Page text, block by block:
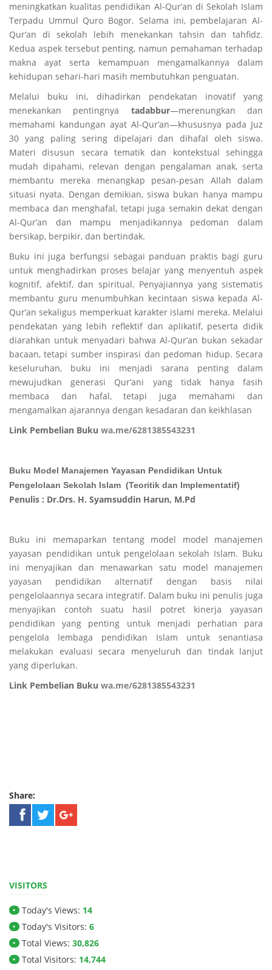
meningkatkan kualitas pendidikan Al-Qur’an di Sekolah Islam
Terpadu Ummul Quro Bogor. Selama ini, pembelajaran Al-
Qur’an di sekolah lebih menekankan tahsin dan tahfidz.
Kedua aspek tersebut penting, namun pemahaman terhadap
makna ayat serta kemampuan mengamalkannya dalam
kehidupan sehari-hari masih membutuhkan penguatan.
Melalui buku ini, dihadirkan pendekatan inovatif yang
menekankan pentingnya tadabbur—merenungkan dan
memahami kandungan ayat Al-Qur’an—khususnya pada Juz
30 yang paling sering dipelajari dan dihafal oleh siswa.
Materi disusun secara tematik dan kontekstual sehingga
mudah dipahami, relevan dengan pengalaman anak, serta
membantu mereka menangkap pesan-pesan Allah dalam
situasi nyata. Dengan demikian, siswa bukan hanya mampu
membaca dan menghafal, tetapi juga semakin dekat dengan
Al-Qur’an dan mampu menjadikannya pedoman dalam
bersikap, berpikir, dan bertindak.
Buku ini juga berfungsi sebagai panduan praktis bagi guru
untuk menghadirkan proses belajar yang menyentuh aspek
kognitif, afektif, dan spiritual. Penyajiannya yang sistematis
membantu guru menumbuhkan kecintaan siswa kepada Al-
Qur’an sekaligus memperkuat karakter islami mereka. Melalui
pendekatan yang lebih reflektif dan aplikatif, peserta didik
diarahkan untuk menyadari bahwa Al-Qur’an bukan sekadar
bacaan, tetapi sumber inspirasi dan pedoman hidup. Secara
keseluruhan, buku ini menjadi sarana penting dalam
mewujudkan generasi Qur’ani yang tidak hanya fasih
membaca dan hafal, tetapi juga memahami dan
mengamalkan ajarannya dengan kesadaran dan keikhlasan
Link Pembelian Buku wa.me/6281385543231
Buku Model Manajemen Yayasan Pendidikan Untuk
Pengelolaan Sekolah Islam (Teoritik dan Implementatif)
Penulis : Dr.Drs. H. Syamsuddin Harun, M.Pd
Buku ini memaparkan tentang model model manajemen
yayasan pendidikan untuk pengelolaan sekolah Islam. Buku
ini menyajikan dan menawarkan satu model manajemen
yayasan pendidikan alternatif dengan basis nilai
pengelolaannya secara integratif. Dalam buku ini penulis juga
menyajikan contoh suatu hasil potret kinerja yayasan
pendidikan yang penting untuk menjadi perhatian para
pengelola lembaga pendidikan Islam untuk senantiasa
melakukan evaluasi secara menyeluruh dan tindak lanjut
yang diperlukan.
Link Pembelian Buku wa.me/6281385543231
Share:
VISITORS
• Today's Views: 14
• Today's Visitors: 6
• Total Views: 30,826
• Total Visitors: 14,744